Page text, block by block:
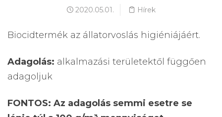
2020.05.01. Hírek
Biocidtermék az állatorvoslás higiéniájáért.
Adagolás: alkalmazási területektől függően
adagoljuk
FONTOS: Az adagolás semmi esetre se